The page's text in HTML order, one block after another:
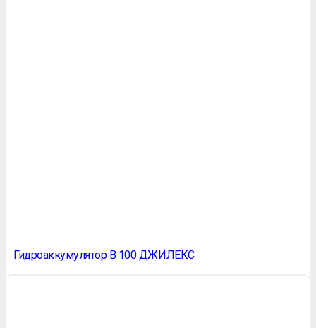
Гидроаккумулятор В 100 ДЖИЛЕКС